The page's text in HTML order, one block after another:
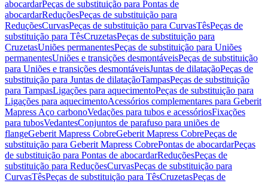
abocardarPeças de substituição para Pontas de
abocardarReduçõesPeças de substituição para
ReduçõesCurvasPeças de substituição para CurvasTêsPeças de
substituição para TêsCruzetasPeças de substituição para
CruzetasUniões permanentesPeças de substituição para Uniões
permanentesUniões e transições desmontáveisPeças de substituição
para Uniões e transições desmontáveisJuntas de dilataçãoPeças de
substituição para Juntas de dilataçãoTampasPeças de substituição
para TampasLigações para aquecimentoPeças de substituição para
Ligações para aquecimentoAcessórios complementares para Geberit
Mapress Aço carbonoVedações para tubos e acessóriosFixações
para tubosVedantesConjuntos de parafuso para uniões de
flangeGeberit Mapress CobreGeberit Mapress CobrePeças de
substituição para Geberit Mapress CobrePontas de abocardarPeças
de substituição para Pontas de abocardarReduçõesPeças de
substituição para ReduçõesCurvasPeças de substituição para
CurvasTêsPeças de substituição para TêsCruzetasPeças de